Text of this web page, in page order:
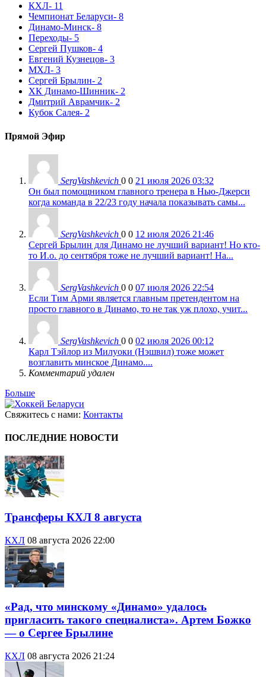
КХЛ- 11
Чемпионат Беларуси- 8
Динамо-Минск- 8
Переходы- 5
Сергей Пушков- 4
Евгений Кузнецов- 3
МХЛ- 3
Сергей Брылин- 2
ХК Динамо-Шинник- 2
Дмитрий Аврамчик- 2
Кубок Салея- 2
Прямой Эфир
SergVashkevich 0 0 21 июля 2026 03:32
Он был помощником главного тренера в Нью-Джерси
когда команда в 22/23 году начала показывать самы...
SergVashkevich 0 0 12 июля 2026 21:46
Сергей Брылин для Динамо не лучший вариант! Но кто-
то И.о. до сентября тоже не лучший вариант! На...
SergVashkevich 0 0 07 июля 2026 22:54
Если Тим Арми является главным претендентом на
просто главного в Динамо, то не так уж плохо, учит...
SergVashkevich 0 0 02 июля 2026 00:12
Карл Тэйлор из Милуоки (Нэшвил) тоже может
возглавить минское Динамо....
Комментарий удален
Больше
Свяжитесь с нами: Контакты
ПОСЛЕДНИЕ НОВОСТИ
Трансферы КХЛ 8 августа
КХЛ 08 августа 2026 22:00
«Рад, что минскому «Динамо» удалось
пригласить такого специалиста». Артем Божко
— о Сергее Брылине
КХЛ 08 августа 2026 21:24